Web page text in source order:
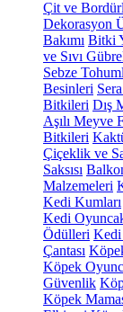
Çit ve
Dekorasyon
Bakımı Bitki
ve Sıvı
Sebze
Besinleri
Bitkileri Dış
Aşılı Meyve
Bitkileri
Çiçeklik ve
Saksısı
Malzemeleri
Kedi Kumları
Kedi
Ödülleri Kedi
Çantası
Köpek
Güvenlik
Köpek